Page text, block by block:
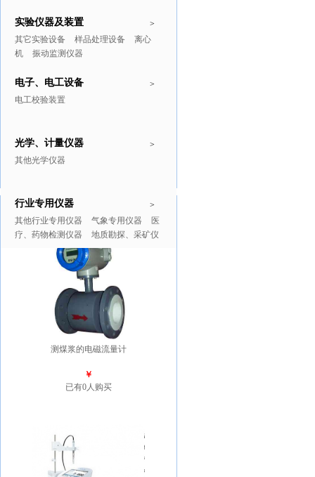
>
实验仪器及装置
其它实验设备 样品处理设备
离心
机
振动监测仪器
>
电子、电工设备
电工校验装置
>
光学、计量仪器
其他光学仪器
>
行业专用仪器
其他行业专用仪器 气象专用仪器
医
疗、药物检测仪器
地质勘探、采矿仪
推广商品 更多>>
测煤浆的电磁流量计
￥
已有0人购买